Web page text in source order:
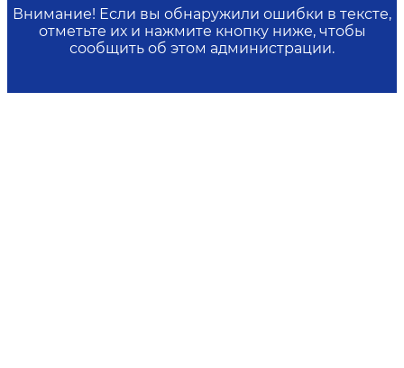
Внимание! Если вы обнаружили ошибки в тексте,
отметьте их и нажмите кнопку ниже, чтобы
сообщить об этом администрации.